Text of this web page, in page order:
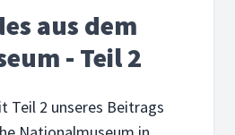
aus dem
- Teil 2
Teil 2 unseres Beitrags